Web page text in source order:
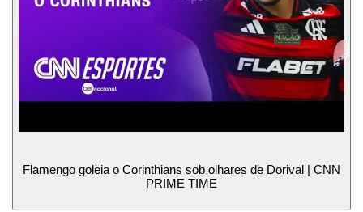
Flamengo goleia o Corinthians sob olhares de Dorival | CNN
PRIME TIME